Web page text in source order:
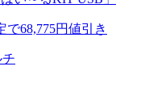
で68,775円値引き